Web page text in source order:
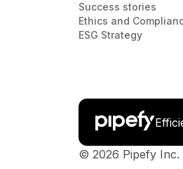
Success stories
Ethics and
ESG Strategy
© 2026 Pipefy Inc.